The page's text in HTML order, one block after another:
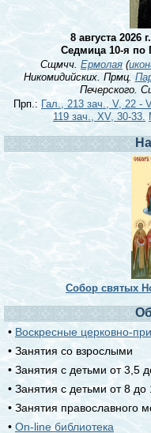
8 августа 2026
Седмица 10-я по
Сщмчч. Ермолая (
Никомидийских. Прмц.
Печерского.
Прп.: Гал., 213 зач., V, 22 -
119 зач., XV, 30-33.
Собор святых
• Воскресные церковно-
• Занятия со взрослыми
• Занятия с детьми от 3,5
• Занятия с детьми от 8 до
• Занятия православного
• On-line библиотека